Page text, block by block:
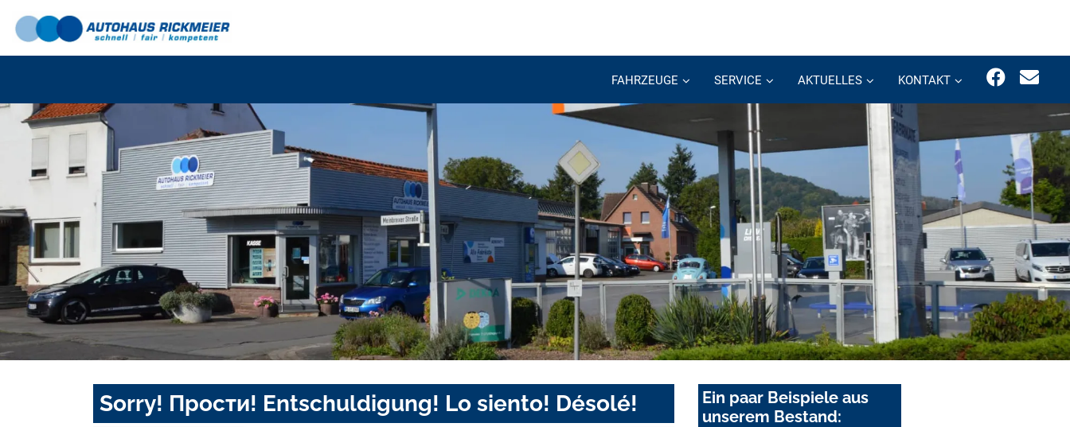
FAHRZEUGE SERVICE AKTUELLES KONTAKT
Sorry! Прости! Entschuldigung! Lo siento! Désolé!
Ein paar Beispiele aus
unserem Bestand: